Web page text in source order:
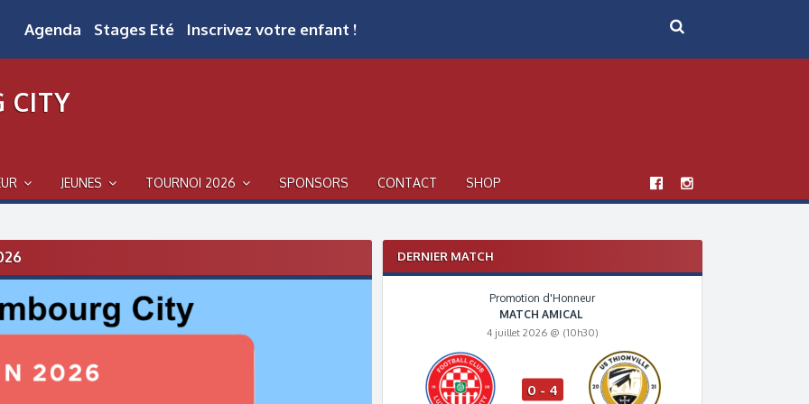
Agenda Stages Eté Inscrivez votre enfant !
CITY
JEUNES TOURNOI 2026 SPONSORS CONTACT SHOP
DERNIER MATCH
Promotion d'Honneur
MATCH AMICAL
4 juillet 2026 @ (10h30)
0 - 4